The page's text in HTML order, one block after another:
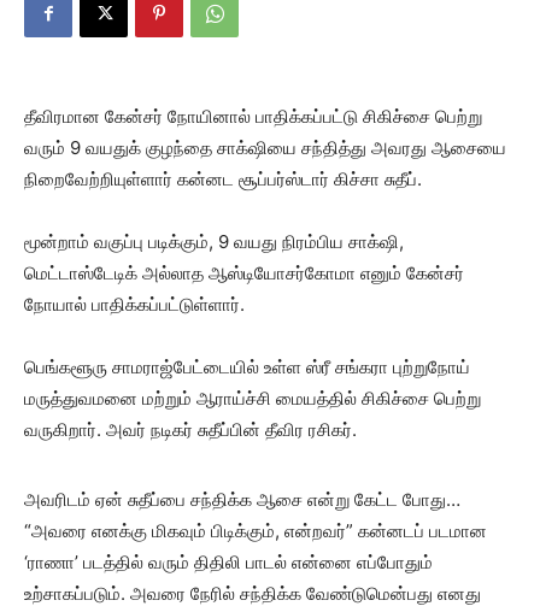
தீவிரமான கேன்சர் நோயினால் பாதிக்கப்பட்டு சிகிச்சை பெற்று
வரும் 9 வயதுக் குழந்தை சாக்‌ஷியை சந்தித்து அவரது ஆசையை
நிறைவேற்றியுள்ளார் கன்னட சூப்பர்ஸ்டார் கிச்சா சுதீப்.
மூன்றாம் வகுப்பு படிக்கும், 9 வயது நிரம்பிய சாக்‌ஷி,
மெட்டாஸ்டேடிக் அல்லாத ஆஸ்டியோசர்கோமா எனும் கேன்சர்
நோயால் பாதிக்கப்பட்டுள்ளார்.
பெங்களூரு சாமராஜ்பேட்டையில் உள்ள ஸ்ரீ சங்கரா புற்றுநோய்
மருத்துவமனை மற்றும் ஆராய்ச்சி மையத்தில் சிகிச்சை பெற்று
வருகிறார். அவர் நடிகர் சுதீப்பின் தீவிர ரசிகர்.
அவரிடம் ஏன் சுதீப்பை சந்திக்க ஆசை என்று கேட்ட போது…
“அவரை எனக்கு மிகவும் பிடிக்கும், என்றவர்” கன்னடப் படமான
‘ராணா’ படத்தில் வரும் திதிலி பாடல் என்னை எப்போதும்
உற்சாகப்படும். அவரை நேரில் சந்திக்க வேண்டுமென்பது எனது